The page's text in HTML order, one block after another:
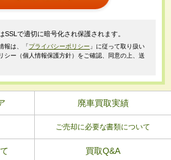
SSLで適切に暗号化され保護されます。
報は、「プライバシーポリシー 」に従って取り扱い
シー（個人情報保護方針）をご確認、同意の上、送
廃車買取実績
ご売却に必要な書類について
買取Q&A